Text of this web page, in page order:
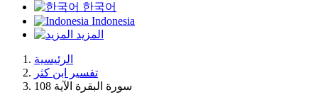
한국어
Indonesia
المزيد
الرئيسية
تفسير ابن كثر
سورة البقرة الآية 108